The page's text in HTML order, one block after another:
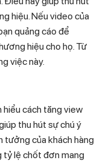
hiệu. Nếu video của
quảng cáo để
hiệu cho họ. Từ
việc này.
hiểu cách tăng view
thu hút sự chú ý
tưởng của khách hàng
tỷ lệ chốt đơn mang